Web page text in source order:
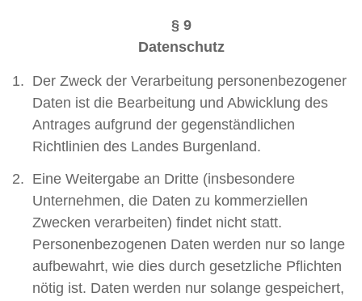
§ 9
Datenschutz
Der Zweck der Verarbeitung personenbezogener
Daten ist die Bearbeitung und Abwicklung des
Antrages aufgrund der gegenständlichen
Richtlinien des Landes Burgenland.
Eine Weitergabe an Dritte (insbesondere
Unternehmen, die Daten zu kommerziellen
Zwecken verarbeiten) findet nicht statt.
Personenbezogenen Daten werden nur so lange
aufbewahrt, wie dies durch gesetzliche Pflichten
nötig ist. Daten werden nur solange gespeichert,